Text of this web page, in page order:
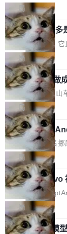
观察"循环。每一轮
果、把结果追加到
能跑十几轮甚至几
HTML、搜索结果
s。 问题来了：随
胀，总 Token 量逼
一旦超限，要么
始"遗忘"...
e 在 Pro、Max、
模式（auto mode
人不安的数据。 第
谱？Anthropic 在
对照实验，人为审
令，而自动模式抓
00 条人类审批通
自动模式放过的指
话变长，人类的检
50 轮后的约
二组：出了事有多
局
AI 辅助编程顶多
了厨师
「AI 不是厨师。
hii Sydorets 写了
煎牛排——任何人
稳定产出真正好的
能按食谱重复操作
脑子里到底想要什
的需求。 文章的核
快，但快不等于好
代码起点、解释逻
结果——「一块焦
后告诉你这是三分
的。AI「不能替你
取舍可以接受」，
术上正确、但方向
局
他把芯片制造做
个浏览器里的半
如果你玩过《过山
瞰视角——小人在
转着，一切都在你
的视角，但公园里
芯片制造工厂。 这
色的小车载着一片
石英砂一路走到封
会发生肉眼可见的
刻胶、蚀刻、离子
个环形路线，因为
大约 60 次，每次
个项目只有一个
局
一名开发者将
ux，称“AOSP
Runarcn 是一名
篇文章，标题很
e from Android to
单：AOSP（
已经死了。不是技
的开源项目死了。
能从 AOSP 移到
s 里，设备树和内
局
Atlassian Rovo
ira 和
回复
安全公司
Atlassian 的 AI
露漏洞：攻击者可
ion（间接提示注
局
一个 4B 开源模